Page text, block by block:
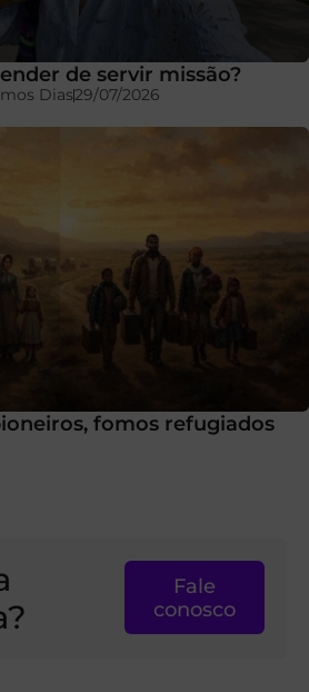
de servir missão?
Dias29/07/2026
fomos refugiados
Fale
conosco